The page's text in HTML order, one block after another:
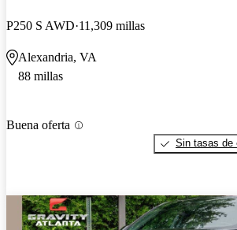
P250 S AWD 11,309 millas
Alexandria, VA
88 millas
Buena oferta
Sin tasas de